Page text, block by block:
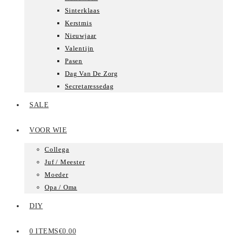
Sinterklaas
Kerstmis
Nieuwjaar
Valentijn
Pasen
Dag Van De Zorg
Secretaressedag
SALE
VOOR WIE
Collega
Juf / Meester
Moeder
Opa / Oma
DIY
0 ITEMS€0.00